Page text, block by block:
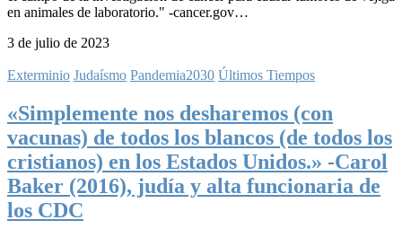
en animales de laboratorio." -cancer.gov…
3 de julio de 2023
Exterminio Judaísmo Pandemia2030 Últimos Tiempos
«Simplemente nos desharemos (con
vacunas) de todos los blancos (de todos los
cristianos) en los Estados Unidos.» -Carol
Baker (2016), judía y alta funcionaria de
los CDC